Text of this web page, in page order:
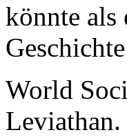
könnte als
World
Leviathan.